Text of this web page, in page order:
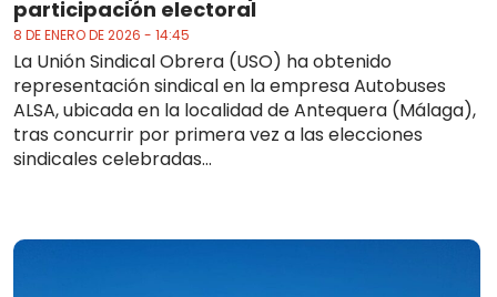
participación electoral
8 DE ENERO DE 2026 - 14:45
La Unión Sindical Obrera (USO) ha obtenido
representación sindical en la empresa Autobuses
ALSA, ubicada en la localidad de Antequera (Málaga),
tras concurrir por primera vez a las elecciones
sindicales celebradas...